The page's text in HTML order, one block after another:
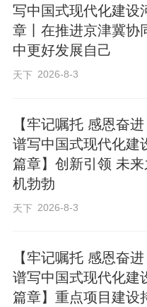
京津冀协同发展十
断提速。在雄安
为京津冀协同发展
走进项目现场，
写中国式现代化建设
章丨在推进京津冀协
中更好发展自己
天下 2026-8-3
【牢记嘱托 感恩奋
谱写中国式现代化建
篇章】创新引领 未来
机勃勃
天下 2026-8-3
【牢记嘱托 感恩奋
谱写中国式现代化建
篇章】重点项目建设